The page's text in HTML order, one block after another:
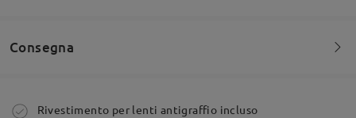
Siete invitati a lasciare qualsiasi commento sulla montatura.
Consegna
Ordine effettuato
Rivestimento per lenti antigraffio incluso